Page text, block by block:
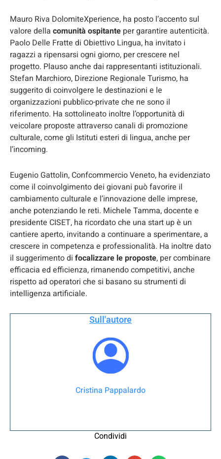
Mauro Riva DolomiteXperience, ha posto l’accento sul
valore della comunità ospitante per garantire autenticità.
Paolo Delle Fratte di Obiettivo Lingua, ha invitato i
ragazzi a ripensarsi ogni giorno, per crescere nel
progetto. Plauso anche dai rappresentanti istituzionali.
Stefan Marchioro, Direzione Regionale Turismo, ha
suggerito di coinvolgere le destinazioni e le
organizzazioni pubblico-private che ne sono il
riferimento. Ha sottolineato inoltre l’opportunità di
veicolare proposte attraverso canali di promozione
culturale, come gli Istituti esteri di lingua, anche per
l’incoming.
Eugenio Gattolin, Confcommercio Veneto, ha evidenziato
come il coinvolgimento dei giovani può favorire il
cambiamento culturale e l’innovazione delle imprese,
anche potenziando le reti. Michele Tamma, docente e
presidente CISET, ha ricordato che una start up è un
cantiere aperto, invitando a continuare a sperimentare, a
crescere in competenza e professionalità. Ha inoltre dato
il suggerimento di focalizzare le proposte, per combinare
efficacia ed efficienza, rimanendo competitivi, anche
rispetto ad operatori che si basano su strumenti di
intelligenza artificiale.
Sull'autore
Cristina Pappalardo
Condividi